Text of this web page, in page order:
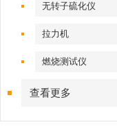
无转子硫化仪
拉力机
燃烧测试仪
查看更多